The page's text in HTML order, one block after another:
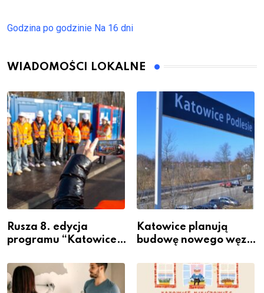
Godzina po godzinie Na 16 dni
WIADOMOŚCI LOKALNE
Rusza 8. edycja
programu “Katowice
– nabór dla
przedsiębiorców
Katowice planują
budowę nowego węzła
Podlesiu